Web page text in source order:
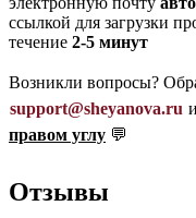
ссылкой для загрузки
течение 2-5 минут
Возникли вопросы?
support@sheyanova.ru
правом углу 💬
Отзывы